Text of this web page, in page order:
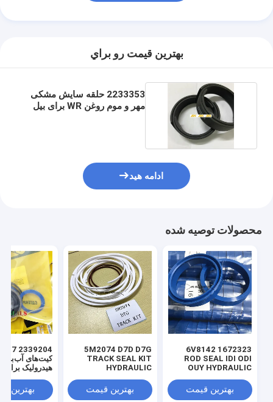
بهترين قيمت رو براي
2233353 حلقه سایش مشکی
مهر و موم روغن WR برای بیل
ادامه هید
محصولات توصیه شده
1672323 6V8142
ROD SEAL IDI ODI
OUY HYDRAULIC
بهترین قیمت
5M2074 D7D D7G
TRACK SEAL KIT
HYDRAULIC
SEAL KIT NBR
بهترین قیمت
کیت‌های
هیدرولیک برای
بهترین